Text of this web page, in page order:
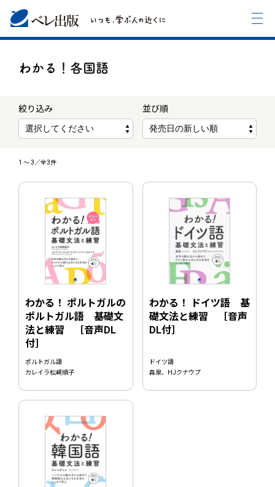
わかる！各国語
1 〜3 ／全3件
絞り込み 並び順
わかる！ ポルトガルの
ポルトガル語 基礎文
法と練習 ［音声DL
付］
ポルトガル語
カレイラ松崎順子
わかる！ ドイツ語 基
礎文法と練習 ［音声
DL付］
ドイツ語
森泉、HJクナウプ